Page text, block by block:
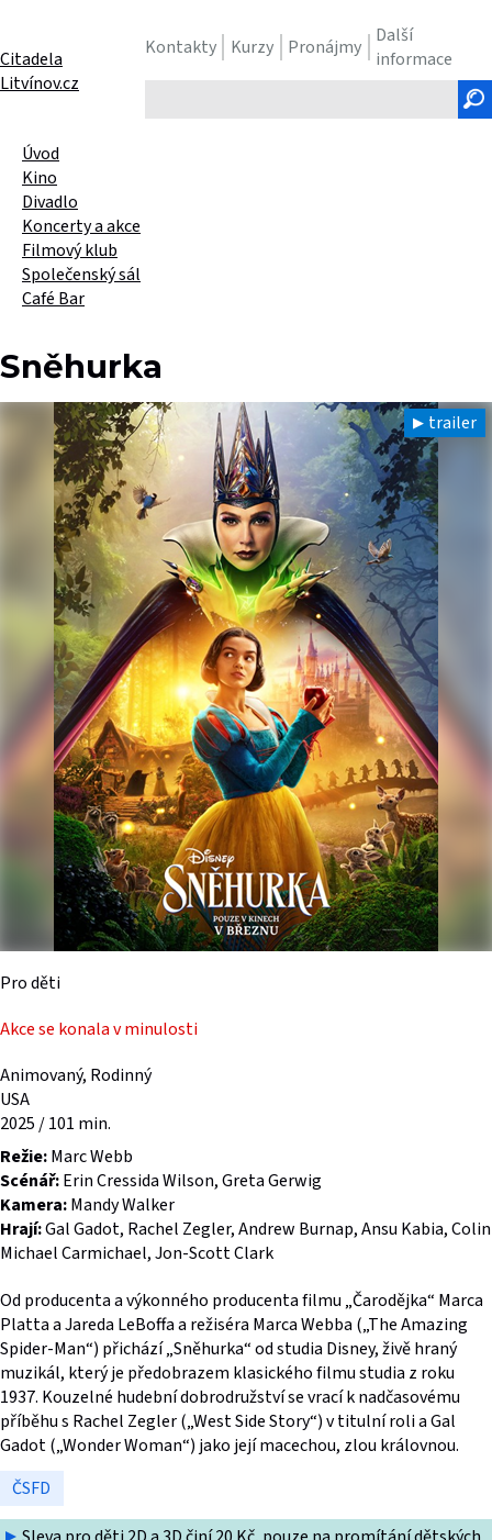
Kontakty Kurzy Pronájmy
Další
informace
text
Citadela
Litvínov.cz
Úvod
Kino
Divadlo
Koncerty a akce
Filmový klub
Společenský sál
Café Bar
Sněhurka
trailer
Pro děti
Akce se konala v minulosti
Animovaný, Rodinný
USA
2025 / 101 min.
Režie:Marc Webb
Scénář:Erin Cressida Wilson, Greta Gerwig
Kamera:Mandy Walker
Hrají:Gal Gadot, Rachel Zegler, Andrew Burnap, Ansu Kabia, Colin
Michael Carmichael, Jon-Scott Clark
Od producenta a výkonného producenta filmu „Čarodějka“ Marca
Platta a Jareda LeBoffa a režiséra Marca Webba („The Amazing
Spider-Man“) přichází „Sněhurka“ od studia Disney, živě hraný
muzikál, který je předobrazem klasického filmu studia z roku
1937. Kouzelné hudební dobrodružství se vrací k nadčasovému
příběhu s Rachel Zegler („West Side Story“) v titulní roli a Gal
Gadot („Wonder Woman“) jako její macechou, zlou královnou.
ČSFD